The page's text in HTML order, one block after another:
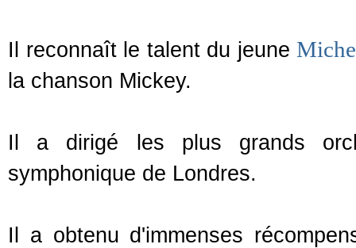
Il reconnaît le talent du jeune
la chanson Mickey.
Il a dirigé les plus grands
symphonique de Londres.
Il a obtenu d'immenses